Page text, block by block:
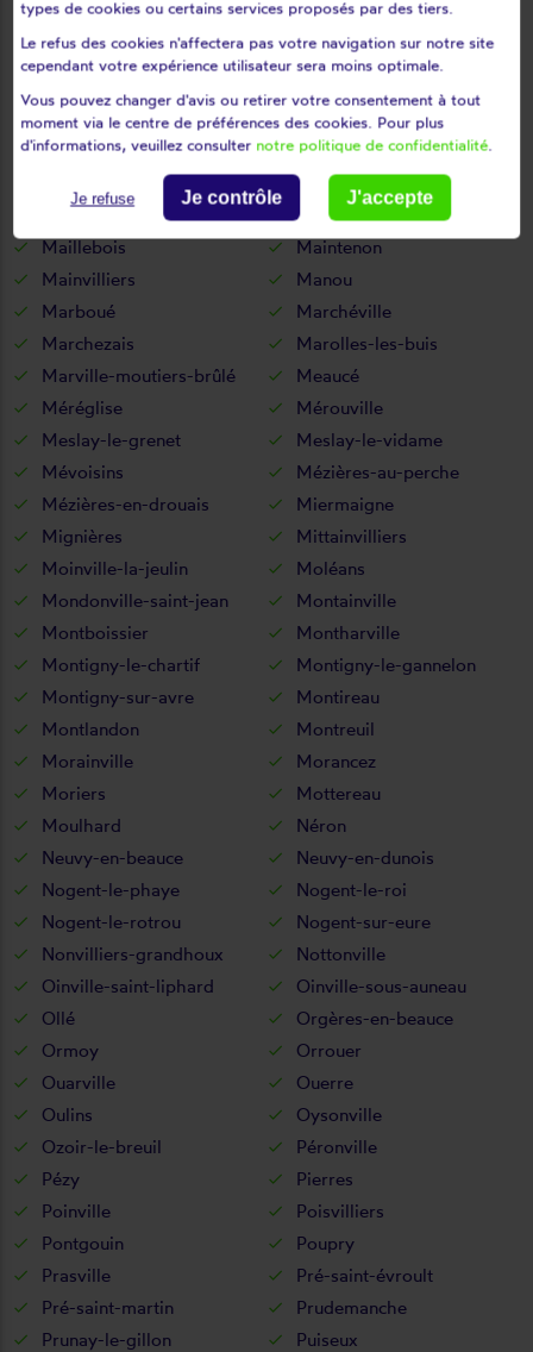
Logron
Loigny-la-bataille
Lormaye
Louville-la-chenard
Lucé
Luigny
Luisant
Lumeau
Luray
Lutz-en-dunois
Magny
Maillebois
Maintenon
Mainvilliers
Manou
Marboué
Marchéville
Marchezais
Marolles-les-buis
Marville-moutiers-brûlé
Meaucé
Méréglise
Mérouville
Meslay-le-grenet
Meslay-le-vidame
Mévoisins
Mézières-au-perche
Mézières-en-drouais
Miermaigne
Mignières
Mittainvilliers
Moinville-la-jeulin
Moléans
Mondonville-saint-jean
Montainville
Montboissier
Montharville
Montigny-le-chartif
Montigny-le-gannelon
Montigny-sur-avre
Montireau
Montlandon
Montreuil
Morainville
Morancez
Moriers
Mottereau
Moulhard
Néron
Neuvy-en-beauce
Neuvy-en-dunois
Nogent-le-phaye
Nogent-le-roi
Nogent-le-rotrou
Nogent-sur-eure
Nonvilliers-grandhoux
Nottonville
Oinville-saint-liphard
Oinville-sous-auneau
Ollé
Orgères-en-beauce
Ormoy
Orrouer
Ouarville
Ouerre
Oulins
Oysonville
Ozoir-le-breuil
Péronville
Pézy
Pierres
Poinville
Poisvilliers
Pontgouin
Poupry
Prasville
Pré-saint-évroult
Pré-saint-martin
Prudemanche
Prunay-le-gillon
Puiseux
types de cookies ou certains services proposés par des tiers.
Le refus des cookies n'affectera pas votre navigation sur notre site
cependant votre expérience utilisateur sera moins optimale.
Vous pouvez changer d'avis ou retirer votre consentement à tout
moment via le centre de préférences des cookies. Pour plus
d'informations, veuillez consulter notre politique de confidentialité.
Je refuse Je contrôle J'accepte